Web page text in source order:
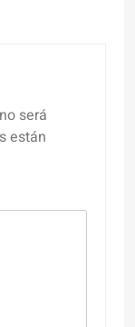
será
están